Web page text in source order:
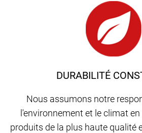
DURABILITÉ
Nous assumons notre
l'environnement et le climat
produits de la plus haute qualité